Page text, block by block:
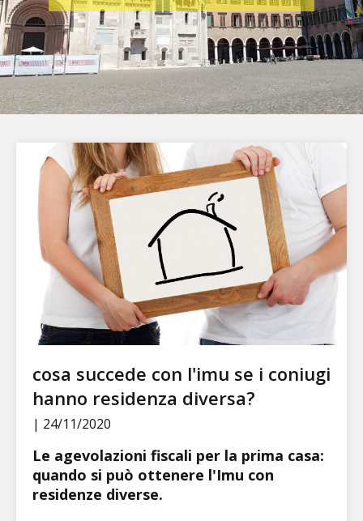
cosa succede con l'imu se i coniugi
hanno residenza diversa?
| 24/11/2020
Le agevolazioni fiscali per la prima casa:
quando si può ottenere l'Imu con
residenze diverse.